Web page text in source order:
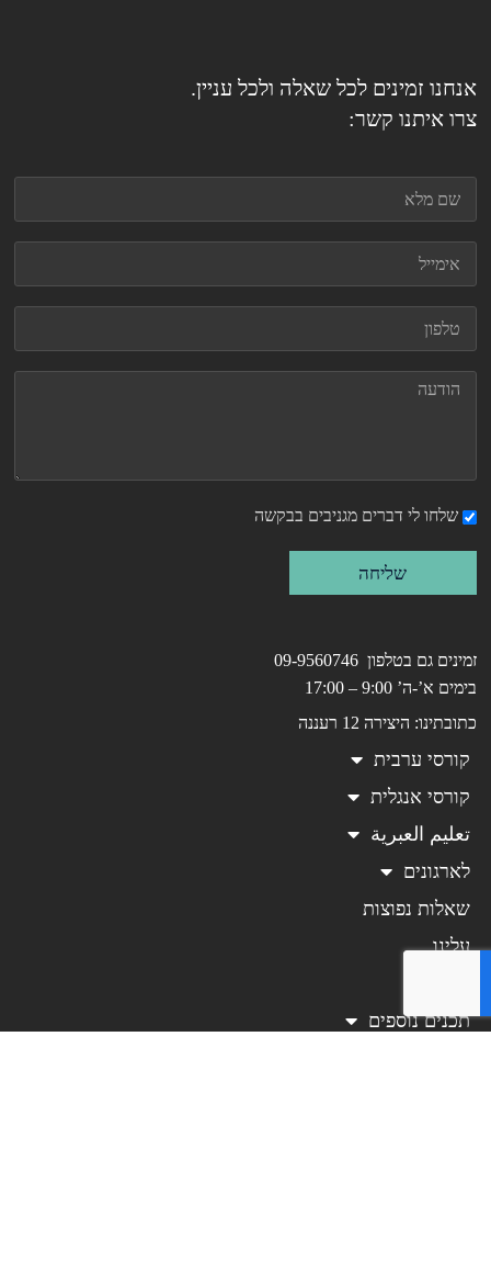
אנחנו זמינים לכל שאלה ולכל עניין.
צרו איתנו קשר:
שלחו לי דברים מגניבים בבקשה
שליחה
זמינים גם בטלפון 09-9560746
בימים א’-ה’ 9:00 – 17:00
כתובתינו: היצירה 12 רעננה
קורסי ערבית
קורסי אנגלית
تعليم العبرية
לארגונים
שאלות נפוצות
עלינו
תכנים נוספים